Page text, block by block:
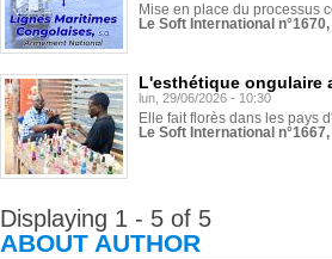
Mise en place du processus
Le Soft International
L'esthétique ongulaire
lun, 29/06/2026 - 10:30
Elle fait florès dans les pays
Le Soft International
Displaying 1 - 5 of 5
ABOUT AUTHOR